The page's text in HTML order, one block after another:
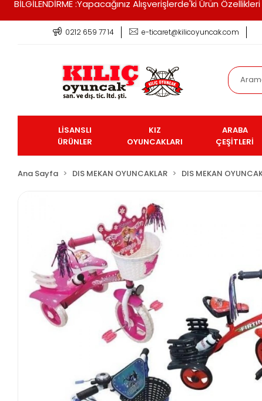
BİLGİLENDİRME :Yapacağınız Alışverişlerde'ki Ürün
0212 659 77 14 e-ticaret@kilicoyuncak.com
LİSANSLI
ÜRÜNLER
KIZ
OYUNCAKLARI
ARABA
ÇEŞİTLERİ
Ana Sayfa DIS MEKAN OYUNCAKLAR DIS MEKAN